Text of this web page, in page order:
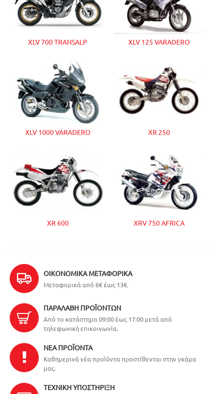
XLV 700 TRANSALP XLV 125 VARADERO
XLV 1000 VARADERO XR 250
XR 600 XRV 750 AFRICA
ΟΙΚΟΝΟΜΙΚΆ ΜΕΤΑΦΟΡΙΚΆ
Μεταφορικά από 6€ έως 13€.
ΠΑΡΑΛΑΒΉ ΠΡΟΪΌΝΤΩΝ
Από το κατάστημα 09:00 έως 17:00 μετά από
τηλεφωνική επικοινωνία.
ΝΈΑ ΠΡΟΪΌΝΤΑ
Καθημερινά νέα προϊόντα προστίθενται στην γκάμα
μας.
ΤΕΧΝΙΚΉ ΥΠΟΣΤΉΡΙΞΗ